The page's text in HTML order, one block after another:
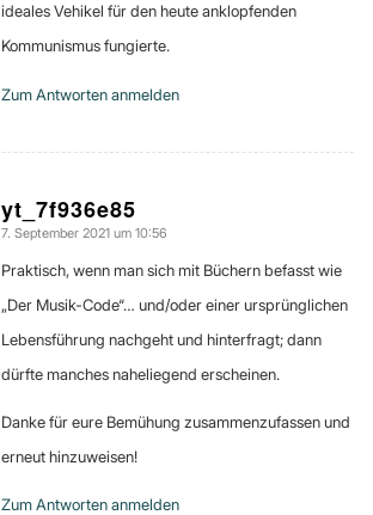
ideales Vehikel für den heute anklopfenden
Kommunismus fungierte.
Zum Antworten anmelden
yt_7f936e85
sagte:
7. September 2021 um 10:56
Praktisch, wenn man sich mit Büchern befasst wie
„Der Musik-Code“… und/oder einer ursprünglichen
Lebensführung nachgeht und hinterfragt; dann
dürfte manches naheliegend erscheinen.
Danke für eure Bemühung zusammenzufassen und
erneut hinzuweisen!
Zum Antworten anmelden